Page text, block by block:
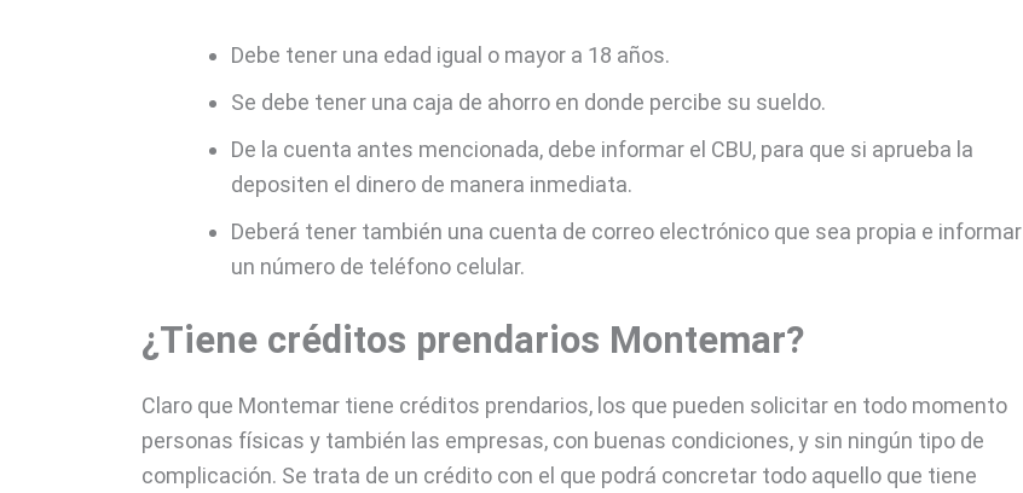
Debe tener una edad igual o mayor a 18 años.
Se debe tener una caja de ahorro en donde percibe su sueldo.
De la cuenta antes mencionada, debe informar el CBU, para que si aprueba la
depositen el dinero de manera inmediata.
Deberá tener también una cuenta de correo electrónico que sea propia e informar
un número de teléfono celular.
¿Tiene créditos prendarios Montemar?
Claro que Montemar tiene créditos prendarios, los que pueden solicitar en todo momento
personas físicas y también las empresas, con buenas condiciones, y sin ningún tipo de
complicación. Se trata de un crédito con el que podrá concretar todo aquello que tiene